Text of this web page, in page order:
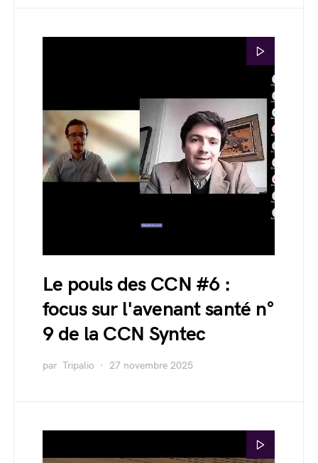
Le pouls des CCN #6 :
focus sur l'avenant santé n°
9 de la CCN Syntec
par Tripalio 27 novembre 2025